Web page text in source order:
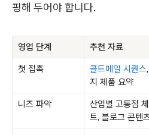
핑해 두어야 합니다.
영업 단계 추천 자료
첫 접촉
콜드메일 시퀀스
지 제품 요약
니즈 파악
산업별 고통점
트, 블로그 콘텐